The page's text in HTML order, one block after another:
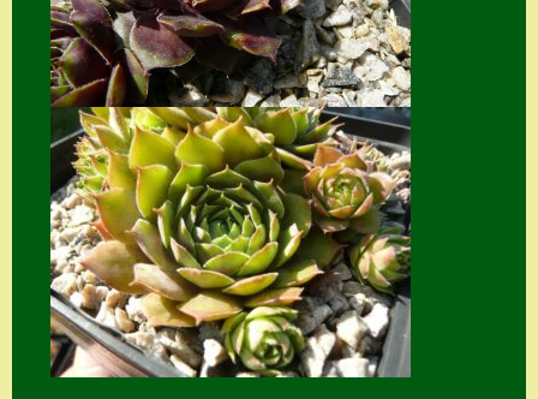
Semps von A – Z
Shop
Suche
Sue Thomas
Translator
Versand
Versand von
Semps
Warenkorb